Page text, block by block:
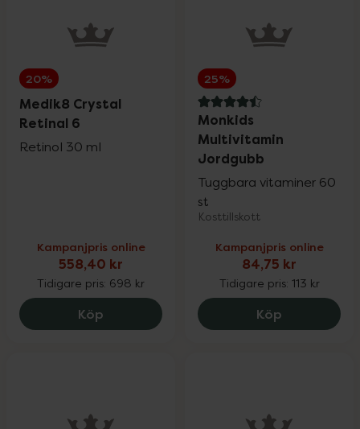
Möllers
Physiomer
Priorin
Q+A & Umberto Giannini 25%
RefectoCil
20%
Medik8 Crystal
Retinal 6
Retinol 30 ml
Kampanjpris online
558,40 kr
Tidigare pris: 698 kr
Köp Medik8 Crystal Retinal 6, 558.4 kr.
25%
4.5 av 5 i omdöme
Monkids
Multivitamin
Jordgubb
Tuggbara vitaminer 60
st
Kosttillskott
Kampanjpris online
84,75 kr
Tidigare pris: 113 kr
Köp Monkids